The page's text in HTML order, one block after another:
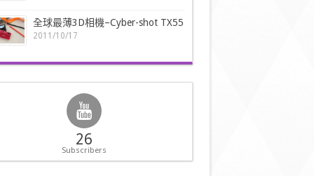
全球最薄3D相機–Cyber-shot TX55
2011/10/17
26
Subscribers